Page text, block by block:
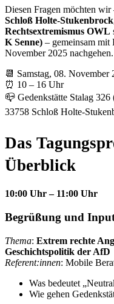
Diesen Fragen möchten wir
Schloß Holte-Stukenbrock
Rechtsextremismus OWL
K Senne) – gemeinsam mit
November 2025 nachgehen.
📆 Samstag, 08. November
⏰ 10 – 16 Uhr
📪 Gedenkstätte Stalag
33758 Schloß Holte-
Das
Überblick
10:00 Uhr – 11:00 Uhr
Begrüßung und
Thema: Extrem rechte
Geschichtspolitik der AfD
Referent:innen: Mobile
Was bedeutet
Wie gehen